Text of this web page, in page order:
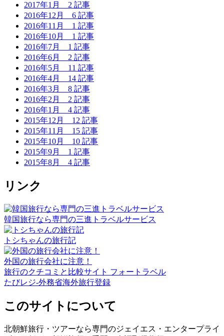
2017年1月 2 記事
2016年12月 6 記事
2016年11月 1 記事
2016年10月 1 記事
2016年7月 1 記事
2016年6月 2 記事
2016年5月 11 記事
2016年4月 14 記事
2016年3月 8 記事
2016年2月 2 記事
2016年1月 4 記事
2015年12月 12 記事
2015年11月 15 記事
2015年10月 10 記事
2015年9月 1 記事
2015年8月 4 記事
リンク
韓国旅行なら専門の三進トラベルサービス
トシちゃんの旅行記
外国の旅行会社に注意！
旅行のクチコミと比較サイト フォートラベル
たびレジ-外務省海外旅行登録
このサイトについて
北朝鮮旅行・ツアーなら専門のジェイエス・エンタープライ